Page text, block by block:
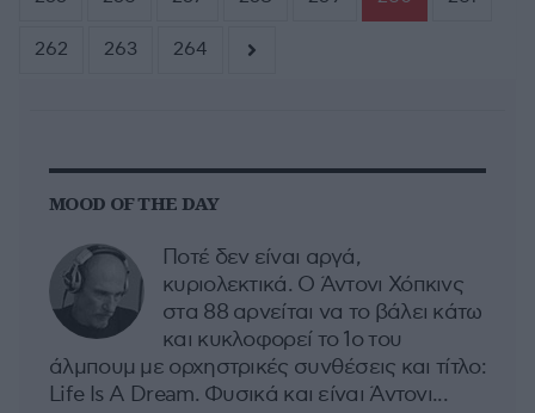
262 263 264
MOOD OF THE DAY
Ποτέ δεν είναι αργά,
κυριολεκτικά. Ο Άντονι Χόπκινς
στα 88 αρνείται να το βάλει κάτω
και κυκλοφορεί το 1ο του
άλμπουμ με ορχηστρικές συνθέσεις και τίτλο:
Life Is A Dream. Φυσικά και είναι Άντονι...